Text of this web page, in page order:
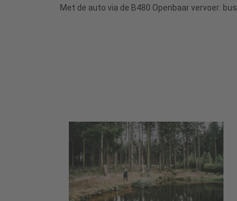
Met de auto via de B480 Openbaar vervoer: